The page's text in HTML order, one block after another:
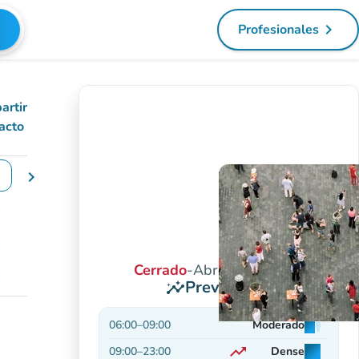
Profesionales navigate_next
(nueva
las fechas
chevron_right
Cerrado-Abre a las 06:00
insightsPrevisiones
06:00–09:00 Moderadoman
man
man
09:00–23:00 trending_up Denseman
man
man